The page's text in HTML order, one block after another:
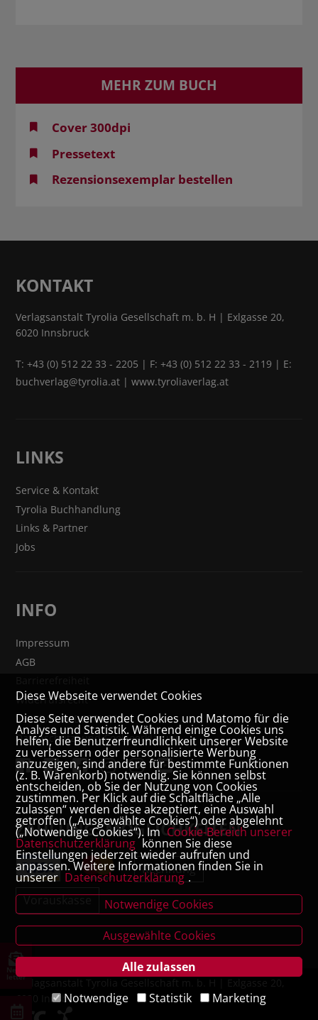
letter
MEHR ZUM BUCH
Cover 300dpi
Pressetext
Rezensionsexemplar bestellen
KONTAKT
Verlagsanstalt Tyrolia Gesellschaft m. b. H | Exlgasse 20,
6020 Innsbruck
T:+43 (0) 512 22 33 - 2205 | F: +43 (0) 512 22 33 - 2119 | E:
buchverlag@tyrolia.at |www.tyroliaverlag.at
LINKS
Service & Kontakt
Tyrolia Buchhandlung
Links & Partner
Jobs
INFO
Impressum
AGB
Widerrufsrecht
VERTRAG WIDERRUFEN
Datenschutz- und Cookieerklärung
ZAHLUNGSMÖGLICHKEITEN
Rechnung
Vorauskasse
6020 Innsbruck
Diese Webseite verwendet Cookies
Diese Seite verwendet Cookies und Matomo für die
Analyse und Statistik. Während einige Cookies uns
helfen, die Benutzerfreundlichkeit unserer Website
zu verbessern oder personalisierte Werbung
anzuzeigen, sind andere für bestimmte Funktionen
(z. B. Warenkorb) notwendig. Sie können selbst
entscheiden, ob Sie der Nutzung von Cookies
zustimmen. Per Klick auf die Schaltfläche „Alle
zulassen“ werden diese akzeptiert, eine Auswahl
getroffen („Ausgewählte Cookies“) oder abgelehnt
(„Notwendige Cookies“). Im Cookie-Bereich unserer
Datenschutzerklärung können Sie diese
Einstellungen jederzeit wieder aufrufen und
anpassen. Weitere Informationen finden Sie in
unserer Datenschutzerklärung .
Notwendige Cookies
Ausgewählte Cookies
Alle zulassen
Notwendige
Statistik Marketing